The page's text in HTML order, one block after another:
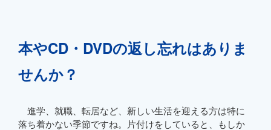
本やCD・DVDの返し忘れはありま
せんか？
進学、就職、転居など、新しい生活を迎える方は特に
落ち着かない季節ですね。片付けをしていると、もしか